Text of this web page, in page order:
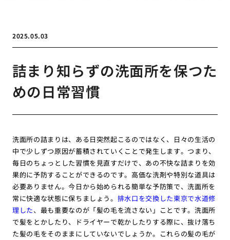
2025.05.03
詰まり知らずの洗面所を保つた
めの日常習慣
洗面所の詰まりは、ある日突然起こるのではなく、日々の生活の
中で少しずつ原因が蓄積されていくことで発生します。つまり、
毎日のちょっとした習慣を見直すだけで、あの不快な詰まりを効
果的に予防することができるのです。高価な洗剤や特別な道具は
必要ありません。今日から始められる簡単な予防策で、洗面所を
常に快適な状態に保ちましょう。 排水口を交換した東京で水道修
理した、最も重要なのが「髪の毛を流さない」ことです。洗面所
で髪をとかしたり、ドライヤーで乾かしたりする際に、抜け落ち
た髪の毛をそのままにしていないでしょうか。これらの髪の毛が